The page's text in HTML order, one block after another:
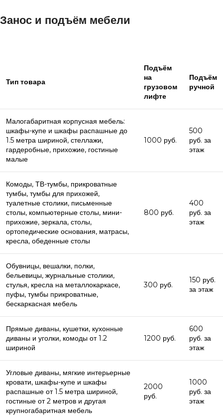
Занос и подъём мебели
Тип товара
Подъём
на
грузовом
лифте
Подъём
ручной
Малогабаритная корпусная мебель:
шкафы-купе и шкафы распашные до
1.5 метра шириной, стеллажи,
гардеробные, прихожие, гостиные
малые
1000 руб.
500
руб. за
этаж
Комоды, ТВ-тумбы, прикроватные
тумбы, тумбы для прихожей,
туалетные столики, письменные
столы, компьютерные столы, мини-
прихожие, зеркала, столы,
ортопедические основания, матрасы,
кресла, обеденные столы
800 руб.
400
руб. за
этаж
Обувницы, вешалки, полки,
бельевицы, журнальные столики,
стулья, кресла на металлокаркасе,
пуфы, тумбы прикроватные,
бескаркасная мебель
300 руб.
150 руб.
за этаж
Прямые диваны, кушетки, кухонные
диваны и уголки, комоды от 1.2
шириной
1200 руб.
600
руб. за
этаж
Угловые диваны, мягкие интерьерные
кровати, шкафы-купе и шкафы
распашные от 1.5 метра шириной,
гостиные от 2 метров и другая
крупногабаритная мебель
2000
руб.
1000
руб. за
этаж